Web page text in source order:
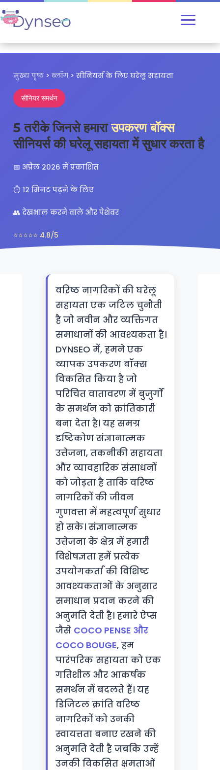
मुख्य पृष्ठ > ब्लॉग > सीनियर्स के लिए घरेलू सहायता
सीनियर समर्थन
5 तरीके जिनसे हमाराउपकरण बॉक्स
सीनियर्स की घरेलू सहायता में सुधार करता है
📅 अप्रैल 2026 में प्रकाशित
⏱️ 12 मिनट पढ़ने के लिए
👥 देखभाल करने वाले और पेशेवर
⭐⭐⭐⭐⭐ 4.8/5
वरिष्ठ नागरिकों की घरेलू
सहायता एक जटिल चुनौती
है जो नवीन और व्यक्तिगत
समाधानों की आवश्यकता है।
DYNSEO में, हमने एक
व्यापक उपकरण बॉक्स
विकसित किया है जो
परिचित वातावरण में बुजुर्गों
के समर्थन को क्रांतिकारी
बना देता है। यह समग्र
दृष्टिकोण संज्ञानात्मक
उत्तेजना, तकनीकी सहायता
और व्यावहारिक संसाधनों
को जोड़ता है ताकि वरिष्ठ
नागरिकों की जीवन
गुणवत्ता में महत्वपूर्ण सुधार
हो सके। संज्ञानात्मक
उत्तेजना के क्षेत्र में हमारी
विशेषज्ञता हमें प्रत्येक
उपयोगकर्ता की विशिष्ट
आवश्यकताओं के अनुसार
समाधान प्रदान करने की
अनुमति देती है। हमारे ऐप्स
जैसे COCO PENSE और
COCO BOUGE, हम
पारंपरिक सहायता को एक
गतिशील और आकर्षक
समर्थन में बदलते हैं। यह
डिजिटल क्रांति वरिष्ठ
नागरिकों को उनकी
स्वायत्तता बनाए रखने की
अनुमति देती है जबकि उन्हें
उनकी विकसित क्षमताओं